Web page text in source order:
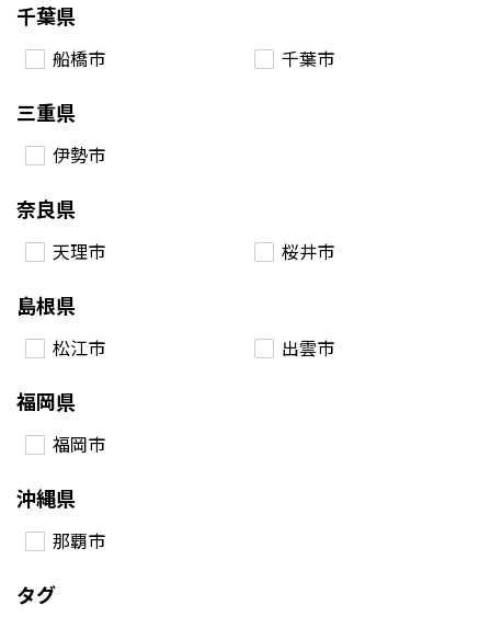
千葉県
船橋市 千葉市
三重県
伊勢市
奈良県
天理市 桜井市
島根県
松江市 出雲市
福岡県
福岡市
沖縄県
那覇市
タグ